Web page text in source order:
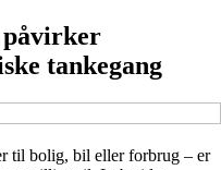
påvirker
tankegang
til bolig, bil eller forbrug – er